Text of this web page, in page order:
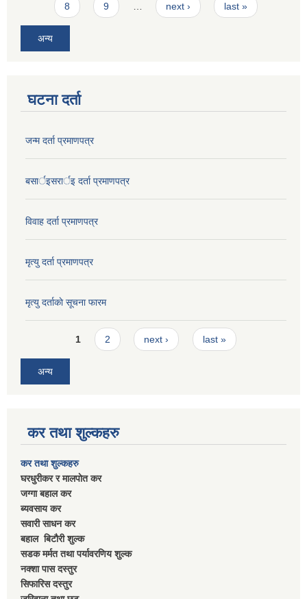
8 9 next › last »
अन्य
घटना दर्ता
जन्म दर्ता प्रमाणपत्र
बसार्इसरार्इ दर्ता प्रमाणपत्र
विवाह दर्ता प्रमाणपत्र
मृत्यु दर्ता प्रमाणपत्र
मृत्यु दर्ताकाे सूचना फारम
Pages1 2 next › last »
अन्य
कर तथा शुल्कहरु
कर तथा शुल्कहरु
घरधुरीकर र मालपाेत कर
जग्गा बहाल कर
ब्यवसाय कर
सवारी साधन कर
बहाल बिटाैरी शुल्क
सडक मर्मत तथा पर्यावरणिय शुल्क
नक्शा पास दस्तुर
सिफारिस दस्तुर